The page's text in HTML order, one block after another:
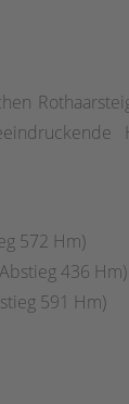
572 Hm)
436 Hm)
591 Hm)